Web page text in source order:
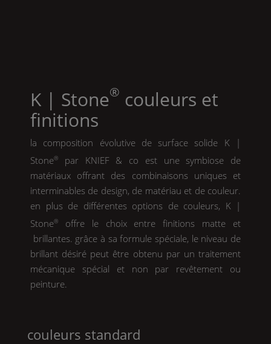
K | Stone® couleurs et
finitions
la composition évolutive de surface solide K |
Stone® par KNIEF& co est une symbiose de
matériaux offrant des combinaisons uniques et
interminables de design, de matériau et de couleur.
en plus de différentes options de couleurs, K |
Stone®
offre le choix entre finitions matte et
brillantes. grâce à sa formule spéciale, le niveau de
brillant désiré peut être obtenu par un traitement
mécanique spécial et non par revêtement ou
peinture.
couleurs standard